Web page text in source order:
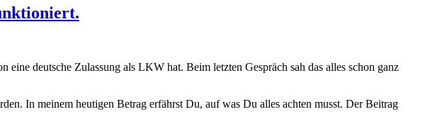
deutsche Zulassung als LKW hat. Beim letzten Gespräch sah das alles schon ganz
In meinem heutigen Betrag erfährst Du, auf was Du alles achten musst. Der Beitrag